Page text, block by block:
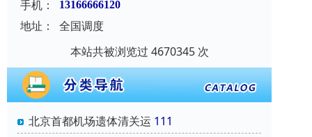
手机：
13166666120
地址：
全国调度
本站共被浏览过 4670345 次
北京首都机场遗体清关运 111